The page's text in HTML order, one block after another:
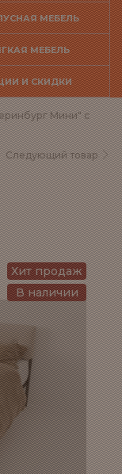
МЕБЕЛЬ
МЕБЕЛЬ
И СКИДКИ
Мини" с
Следующий товар
Хит продаж
В наличии